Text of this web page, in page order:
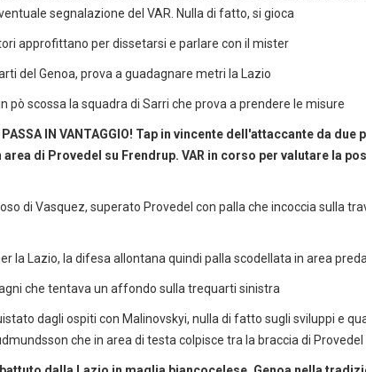
segnalazione del VAR. Nulla di fatto, si gioca
approfittano per dissetarsi e parlare con il mister
del Genoa, prova a guadagnare metri la Lazio
pò scossa la squadra di Sarri che prova a prendere le misure
PASSA IN VANTAGGIO! Tap in vincente dell'attaccante da due
di Provedel su Frendrup. VAR in corso per valutare la
di Vasquez, superato Provedel con palla che incoccia sulla
la Lazio, la difesa allontana quindi palla scodellata in area
che tentava un affondo sulla trequarti sinistra
dagli ospiti con Malinovskyi, nulla di fatto sugli sviluppi e
che in area di testa colpisce tra la braccia di Provedel